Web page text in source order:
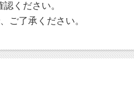
ください。
ご了承ください。